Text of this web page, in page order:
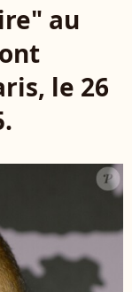
au
le 26